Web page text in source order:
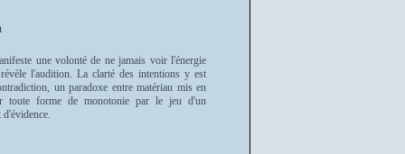
une volonté de ne jamais voir l'énergie
l'audition. La clarté des intentions y est
un paradoxe entre matériau mis en
toute forme de monotonie par le jeu d'un